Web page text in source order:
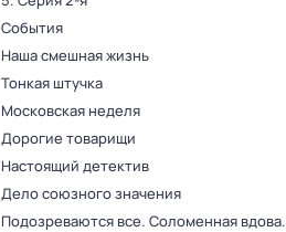
События
Наша смешная жизнь
Тонкая штучка
Московская неделя
Дорогие товарищи
Настоящий детектив
Дело союзного значения
Подозреваются все. Соломенная вдова.